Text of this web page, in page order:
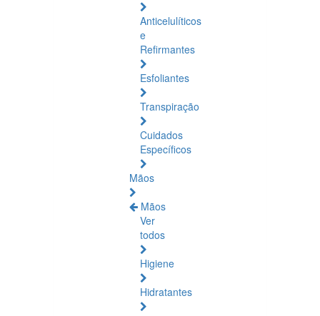
Anticelulíticos
e
Refirmantes
Esfoliantes
Transpiração
Cuidados
Específicos
Mãos
Mãos
Ver
todos
Higiene
Hidratantes